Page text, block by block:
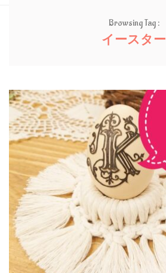
Browsing Tag :
イースター